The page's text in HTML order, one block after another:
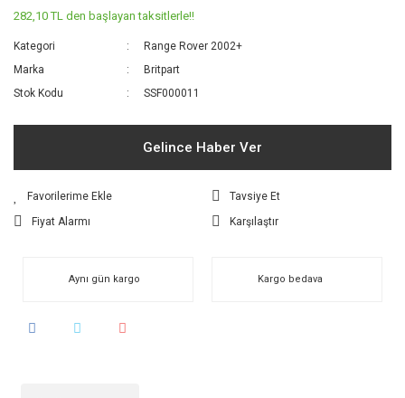
282,10 TL den başlayan taksitlerle!!
Kategori
Range Rover 2002+
Marka
Britpart
Stok Kodu
SSF000011
Gelince Haber Ver
Tavsiye Et
Fiyat Alarmı
Karşılaştır
Aynı gün kargo Kargo bedava